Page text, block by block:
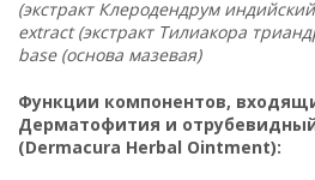
(экстракт Клеродендрум
extract (экстракт Тилиакора
base (основа мазевая)
Функции компонентов,
Дерматофития и
(Dermacura Herbal Ointment):